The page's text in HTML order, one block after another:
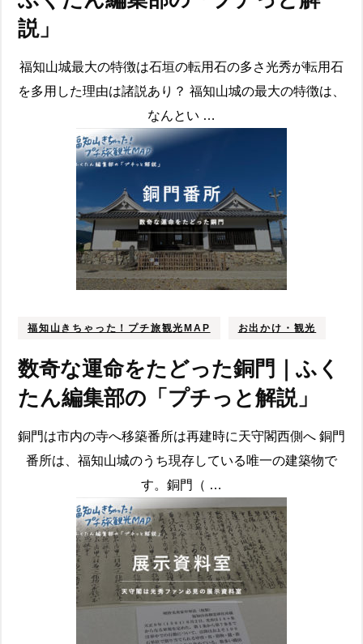
説」
福知山城最大の特徴は石垣の転用石の多さ光秀が転用石
を多用した理由は諸説あり？ 福知山城の最大の特徴は、
なんとい …
福知山きちゃった！プチ旅観光MAP お出かけ・観光
数奇な運命をたどった銅門｜ふく
たん編集部の「プチっと解説」
銅門は市内の寺へ移築番所は再建時に天守閣西側へ 銅門
番所は、福知山城のうち現存している唯一の建築物で
す。銅門（ …